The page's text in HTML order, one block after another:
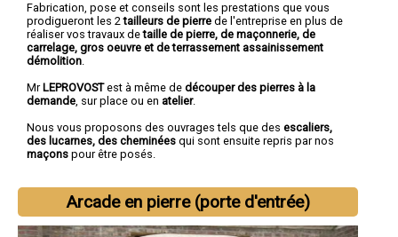
Fabrication, pose et conseils sont les prestations que vous
prodigueront les 2tailleurs de pierre de l'entreprise en plus de
réaliser vos travaux detaille de pierre, de maçonnerie, de
carrelage, gros oeuvre et de terrassement assainissement
démolition.
Mr LEPROVOSTest à même de découper des pierres à la
demande, sur place ou en atelier.
Nous vous proposons des ouvrages tels que des escaliers,
des lucarnes, des cheminées qui sont ensuite repris par nos
maçons pour être posés.
Arcade en pierre (porte d'entrée)